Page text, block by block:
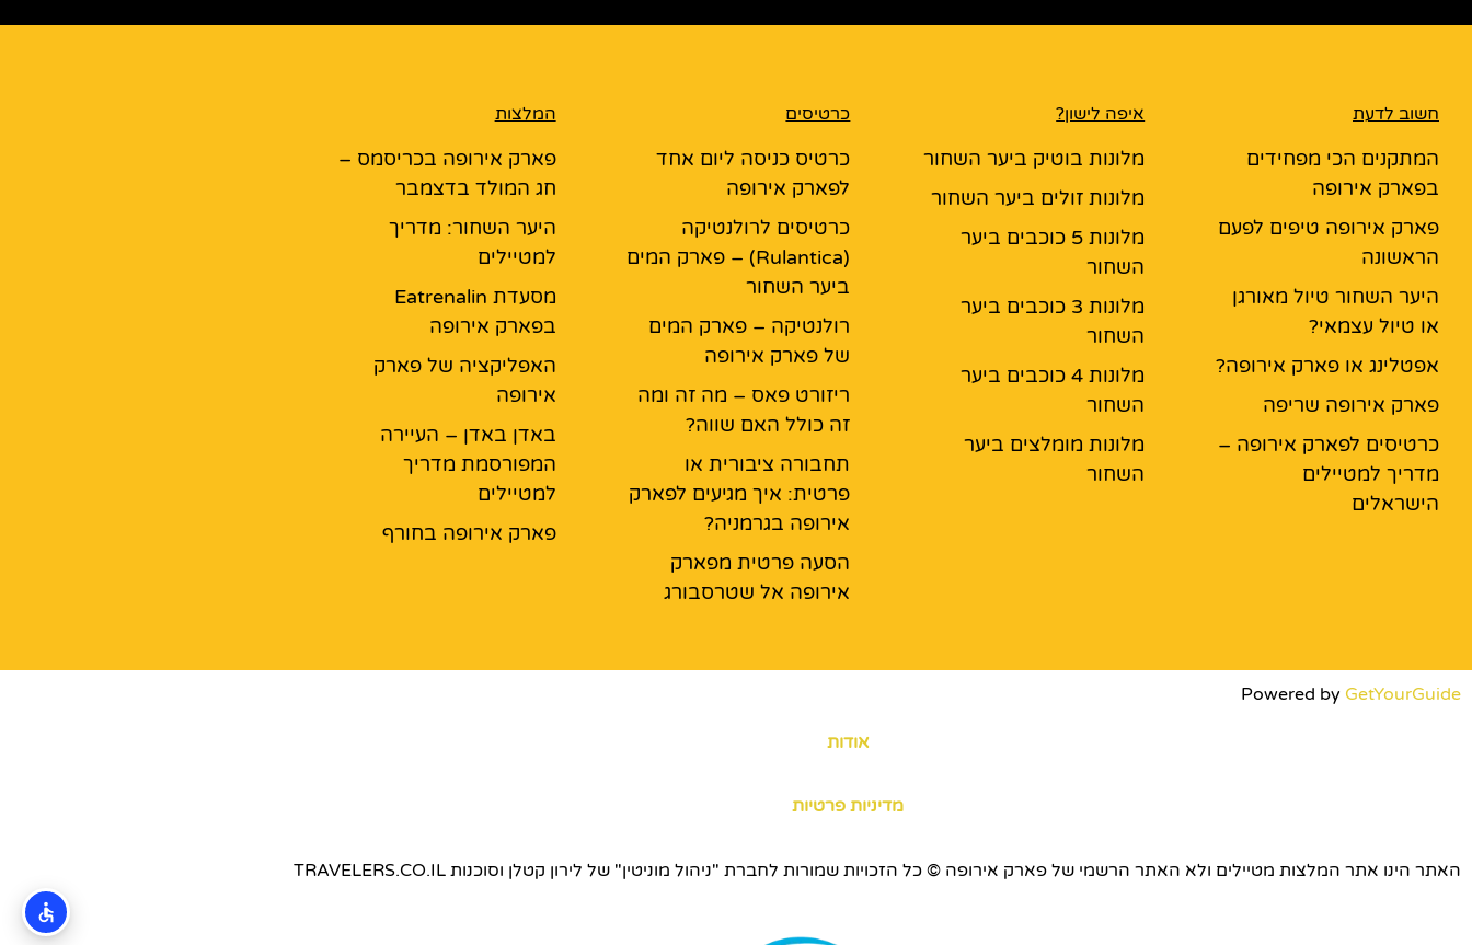
חשוב לדעת
המתקנים הכי מפחידים
בפארק אירופה
פארק אירופה טיפים לפעם
הראשונה
היער השחור טיול מאורגן
או טיול עצמאי?
אפטלינג או פארק אירופה?
פארק אירופה שריפה
כרטיסים לפארק אירופה –
מדריך למטיילים
הישראלים
איפה לישון?
מלונות בוטיק ביער השחור
מלונות זולים ביער השחור
מלונות 5 כוכבים ביער
השחור
מלונות 3 כוכבים ביער
השחור
מלונות 4 כוכבים ביער
השחור
מלונות מומלצים ביער
השחור
כרטיסים
כרטיס כניסה ליום אחד
לפארק אירופה
כרטיסים לרולנטיקה
(Rulantica) – פארק המים
ביער השחור
רולנטיקה – פארק המים
של פארק אירופה
ריזורט פאס – מה זה ומה
זה כולל האם שווה?
תחבורה ציבורית או
פרטית: איך מגיעים לפארק
אירופה בגרמניה?
הסעה פרטית מפארק
אירופה אל שטרסבורג
המלצות
פארק אירופה בכריסמס –
חג המולד בדצמבר
היער השחור: מדריך
למטיילים
מסעדת Eatrenalin
בפארק אירופה
האפליקציה של פארק
אירופה
באדן באדן – העיירה
המפורסמת מדריך
למטיילים
פארק אירופה בחורף
Powered by GetYourGuide
אודות
מדיניות פרטיות
האתר הינו אתר המלצות מטיילים ולא האתר הרשמי של פארק אירופה © כל הזכויות שמורות לחברת "ניהול מוניטין" של לירון קטלן וסוכנות TRAVELERS.CO.IL